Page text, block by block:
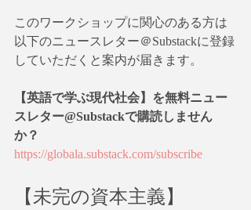
このワークショップに関心のある方は
以下のニュースレター＠Substackに登録
していただくと案内が届きます。
【英語で学ぶ現代社会】を無料ニュー
スレター@Substackで購読しません
か？
https://globala.substack.com/subscribe
【未完の資本主義】